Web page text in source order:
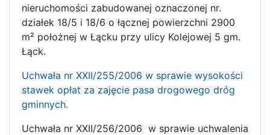
nieruchomości zabudowanej oznaczonej nr.
działek 18/5 i 18/6 o łącznej powierzchni 2900
m² położnej w Łącku przy ulicy Kolejowej 5 gm.
Łąck.
Uchwała nr XXII/255/2006 w sprawie wysokości
stawek opłat za zajęcie pasa drogowego dróg
gminnych.
Uchwała nr XXII/256/2006 w sprawie uchwalenia